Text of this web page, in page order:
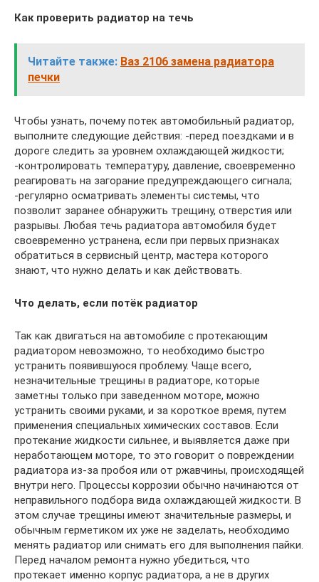
Как проверить радиатор на течь
Читайте также: Ваз 2106 замена радиатора
печки
Чтобы узнать, почему потек автомобильный радиатор,
выполните следующие действия: -перед поездками и в
дороге следить за уровнем охлаждающей жидкости;
-контролировать температуру, давление, своевременно
реагировать на загорание предупреждающего сигнала;
-регулярно осматривать элементы системы, что
позволит заранее обнаружить трещину, отверстия или
разрывы. Любая течь радиатора автомобиля будет
своевременно устранена, если при первых признаках
обратиться в сервисный центр, мастера которого
знают, что нужно делать и как действовать.
Что делать, если потёк радиатор
Так как двигаться на автомобиле с протекающим
радиатором невозможно, то необходимо быстро
устранить появившуюся проблему. Чаще всего,
незначительные трещины в радиаторе, которые
заметны только при заведенном моторе, можно
устранить своими руками, и за короткое время, путем
применения специальных химических составов. Если
протекание жидкости сильнее, и выявляется даже при
неработающем моторе, то это говорит о повреждении
радиатора из-за пробоя или от ржавчины, происходящей
внутри него. Процессы коррозии обычно начинаются от
неправильного подбора вида охлаждающей жидкости. В
этом случае трещины имеют значительные размеры, и
обычным герметиком их уже не заделать, необходимо
менять радиатор или снимать его для выполнения пайки.
Перед началом ремонта нужно убедиться, что
протекает именно корпус радиатора, а не в других